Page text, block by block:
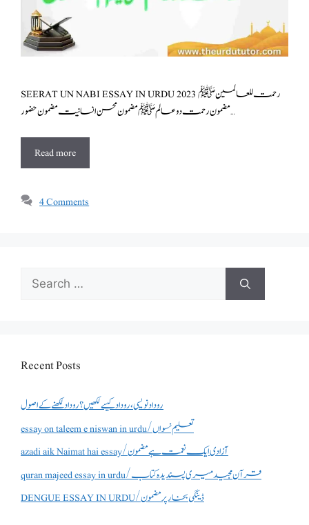
SEERAT UN NABI ESSAY IN URDU 2023 رحمت للعالمین ﷺ
مضمون رحمت دو عالم ﷺ مضمون محسن انسانیت مضمون حضور …
Read more
4 Comments
Search
for:
Recent Posts
روداد نویسی ،روداد کیسے لکھیں؟ روداد لکھنے کے اصول
essay on taleem e niswan in urdu/تعلیم نسواں
azadi aik Naimat hai essay/آزادی ایک نعمت ہے مضمون
quran majeed essay in urdu/قرآن مجید میری پسندیدہ کتاب
DENGUE ESSAY IN URDU/ڈینگی بخار پر مضمون